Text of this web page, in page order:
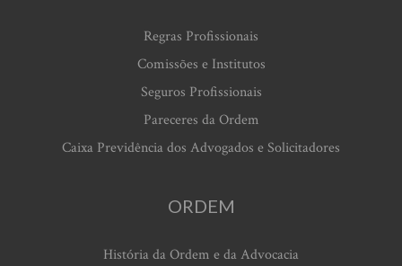
Regras Profissionais
Comissões e Institutos
Seguros Profissionais
Pareceres da Ordem
Caixa Previdência dos Advogados e Solicitadores
ORDEM
História da Ordem e da Advocacia